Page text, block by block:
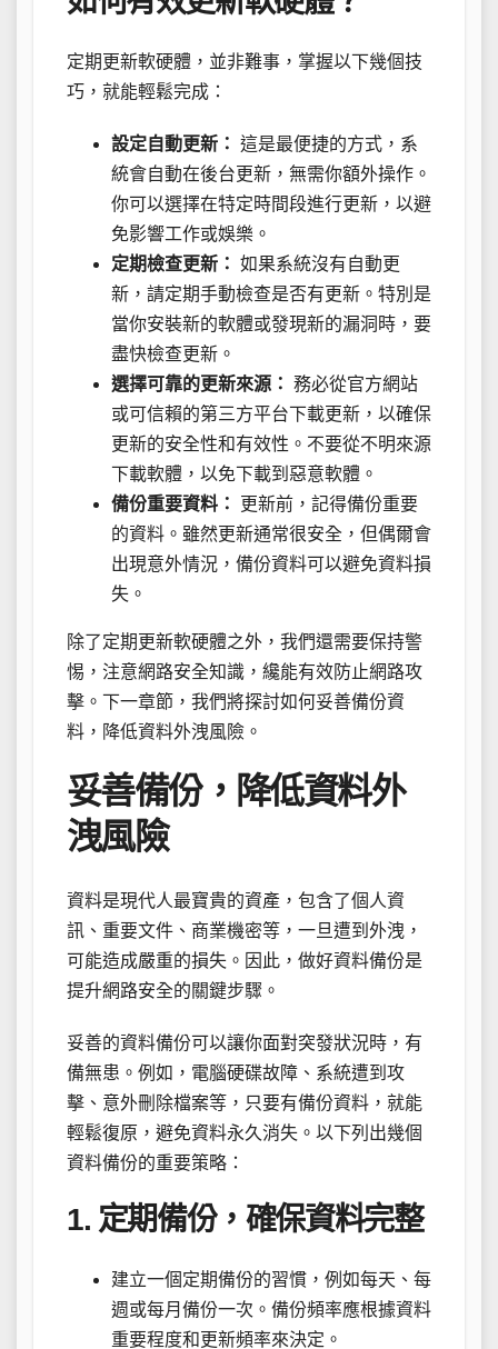
定期更新軟硬體，並非難事，掌握以下幾個技
巧，就能輕鬆完成：
設定自動更新： 這是最便捷的方式，系
統會自動在後台更新，無需你額外操作。
你可以選擇在特定時間段進行更新，以避
免影響工作或娛樂。
定期檢查更新： 如果系統沒有自動更
新，請定期手動檢查是否有更新。特別是
當你安裝新的軟體或發現新的漏洞時，要
盡快檢查更新。
選擇可靠的更新來源： 務必從官方網站
或可信賴的第三方平台下載更新，以確保
更新的安全性和有效性。不要從不明來源
下載軟體，以免下載到惡意軟體。
備份重要資料：
更新前，記得備份重要
的資料。雖然更新通常很安全，但偶爾會
出現意外情況，備份資料可以避免資料損
失。
除了定期更新軟硬體之外，我們還需要保持警
惕，注意網路安全知識，纔能有效防止網路攻
擊。下一章節，我們將探討如何妥善備份資
料，降低資料外洩風險。
妥善備份，降低資料外
洩風險
資料是現代人最寶貴的資產，包含了個人資
訊、重要文件、商業機密等，一旦遭到外洩，
可能造成嚴重的損失。因此，做好資料備份是
提升網路安全的關鍵步驟。
妥善的資料備份可以讓你面對突發狀況時，有
備無患。例如，電腦硬碟故障、系統遭到攻
擊、意外刪除檔案等，只要有備份資料，就能
輕鬆復原，避免資料永久消失。以下列出幾個
資料備份的重要策略：
1. 定期備份，確保資料完整
建立一個定期備份的習慣，例如每天、每
週或每月備份一次。備份頻率應根據資料
重要程度和更新頻率來決定。